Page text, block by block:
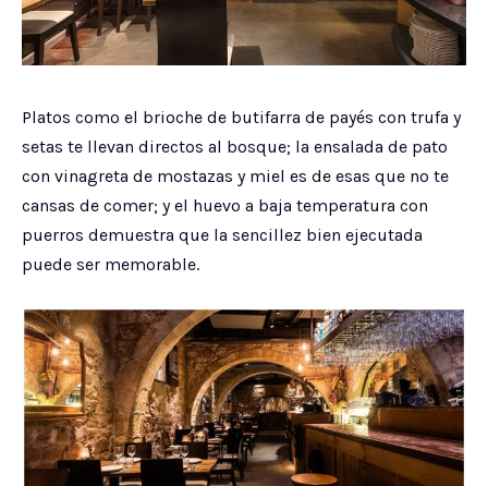
Platos como el brioche de butifarra de payés con trufa y
setas te llevan directos al bosque; la ensalada de pato
con vinagreta de mostazas y miel es de esas que no te
cansas de comer; y el huevo a baja temperatura con
puerros demuestra que la sencillez bien ejecutada
puede ser memorable.